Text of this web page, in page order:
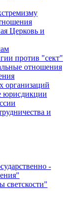
Церковь и
против "сект"
отношения
организаций
юрисдикции
и
-
светскости"